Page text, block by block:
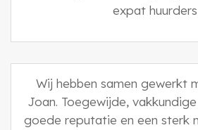
expat huurders
Wij hebben samen gewerkt
Joan. Toegewijde,
goede reputatie en een sterk